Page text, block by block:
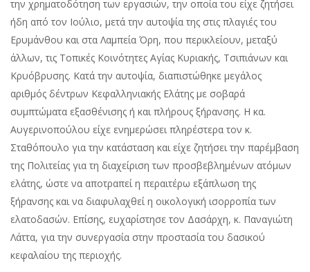
την χρηματοδότηση των εργασιών, την οποία του είχε ζητήσει
ήδη από τον Ιούλιο, μετά την αυτοψία της στις πλαγιές του
Ερυμάνθου και στα Λαμπεία Όρη, που περικλείουν, μεταξύ
άλλων, τις Τοπικές Κοινότητες Αγίας Κυριακής, Τσιπιάνων και
Κρυόβρυσης. Κατά την αυτοψία, διαπιστώθηκε μεγάλος
αριθμός δέντρων Κεφαλληνιακής Ελάτης με σοβαρά
συμπτώματα εξασθένισης ή και πλήρους ξήρανσης. Η κα.
Αυγερινοπούλου είχε ενημερώσει πληρέστερα τον κ.
Σταθόπουλο για την κατάσταση και είχε ζητήσει την παρέμβαση
της Πολιτείας για τη διαχείριση των προσβεβλημένων ατόμων
ελάτης, ώστε να αποτραπεί η περαιτέρω εξάπλωση της
ξήρανσης και να διαφυλαχθεί η οικολογική ισορροπία των
ελατοδασών. Επίσης, ευχαρίστησε τον Δασάρχη, κ. Παναγιώτη
Λάττα, για την συνεργασία στην προστασία του δασικού
κεφαλαίου της περιοχής.